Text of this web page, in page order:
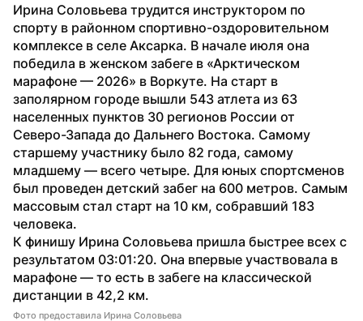
Ирина Соловьева трудится инструктором по
спорту в районном спортивно-оздоровительном
комплексе в селе Аксарка. В начале июля она
победила в женском забеге в «Арктическом
марафоне — 2026» в Воркуте. На старт в
заполярном городе вышли 543 атлета из 63
населенных пунктов 30 регионов России от
Северо-Запада до Дальнего Востока. Самому
старшему участнику было 82 года, самому
младшему — всего четыре. Для юных спортсменов
был проведен детский забег на 600 метров. Самым
массовым стал старт на 10 км, собравший 183
человека.
К финишу Ирина Соловьева пришла быстрее всех с
результатом 03:01:20. Она впервые участвовала в
марафоне — то есть в забеге на классической
дистанции в 42,2 км.
Фото предоставила Ирина Соловьева